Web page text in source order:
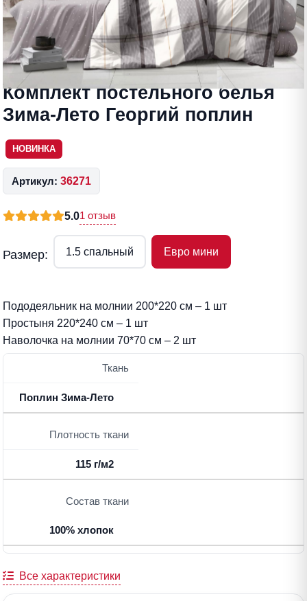
Комплект постельного белья
Зима-Лето Георгий поплин
НОВИНКА
Артикул: 36271
5.01 отзыв
Размер: 1.5 спальный Евро мини
Пододеяльник на молнии 200*220 см – 1 шт
Простыня 220*240 см – 1 шт
Наволочка на молнии 70*70 см – 2 шт
Ткань
Поплин Зима-Лето
Плотность ткани
115 г/м2
Состав ткани
100% хлопок
Все характеристики